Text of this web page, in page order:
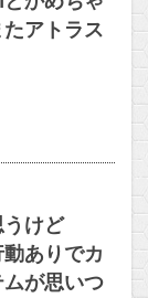
アトラス
うけど
ありでカ
が思いつ